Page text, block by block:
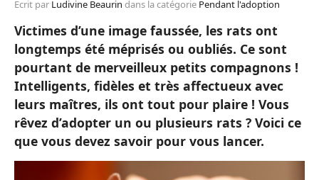
Ecrit par Ludivine Beaurin dans la catégorie Pendant l'adoption
Victimes d’une image faussée, les rats ont
longtemps été méprisés ou oubliés. Ce sont
pourtant de merveilleux petits compagnons !
Intelligents, fidèles et très affectueux avec
leurs maîtres, ils ont tout pour plaire ! Vous
rêvez d’adopter un ou plusieurs rats ? Voici ce
que vous devez savoir pour vous lancer.